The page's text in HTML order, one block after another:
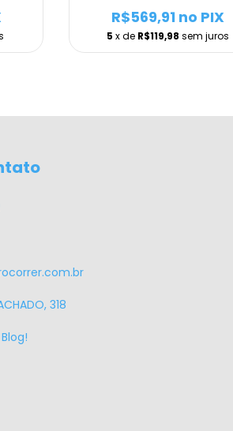
5 x de R$119,98 sem juros
R$569,91 no PIX
318